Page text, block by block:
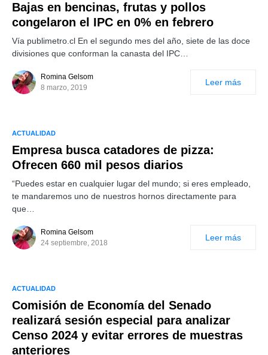
Bajas en bencinas, frutas y pollos
congelaron el IPC en 0% en febrero
Vía publimetro.cl En el segundo mes del año, siete de las doce
divisiones que conforman la canasta del IPC…
Romina Gelsom
8 marzo, 2019
Leer más
ACTUALIDAD
Empresa busca catadores de pizza:
Ofrecen 660 mil pesos diarios
“Puedes estar en cualquier lugar del mundo; si eres empleado,
te mandaremos uno de nuestros hornos directamente para
que…
Romina Gelsom
24 septiembre, 2018
Leer más
ACTUALIDAD
Comisión de Economía del Senado
realizará sesión especial para analizar
Censo 2024 y evitar errores de muestras
anteriores